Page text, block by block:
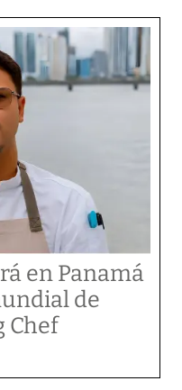
en Panamá
de
Chef